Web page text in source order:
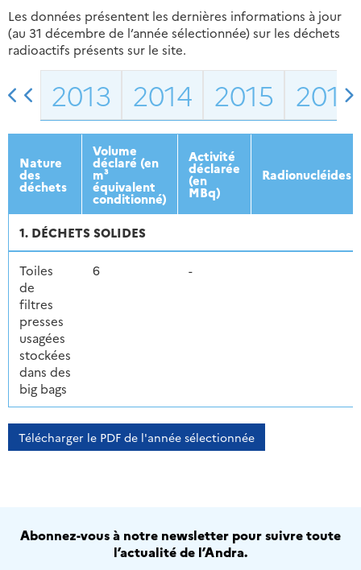
Les données présentent les dernières informations à jour
(au 31 décembre de l’année sélectionnée) sur les déchets
radioactifs présents sur le site.
2013 2014 2015 2016
Nature
des
déchets
Volume
déclaré (en
m³
équivalent
conditionné)
Activité
déclarée
(en
MBq)
Radionucléides
1. DÉCHETS SOLIDES
Toiles
de
filtres
presses
usagées
stockées
dans des
big bags
6 -
Télécharger le PDF de l'année sélectionnée
Abonnez-vous à notre newsletter pour suivre toute
l’actualité de l’Andra.